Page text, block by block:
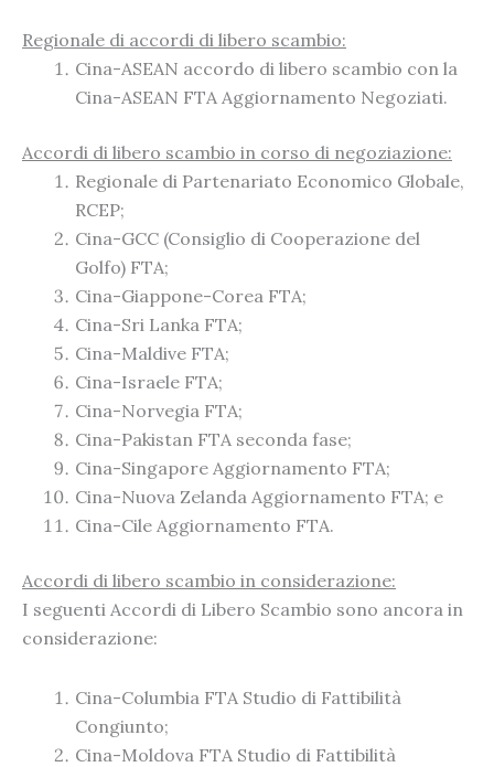
Regionale di accordi di libero scambio:
Cina-ASEAN accordo di libero scambio con la
Cina-ASEAN FTA Aggiornamento Negoziati.
Accordi di libero scambio in corso di negoziazione:
Regionale di Partenariato Economico Globale,
RCEP;
Cina-GCC (Consiglio di Cooperazione del
Golfo) FTA;
Cina-Giappone-Corea FTA;
Cina-Sri Lanka FTA;
Cina-Maldive FTA;
Cina-Israele FTA;
Cina-Norvegia FTA;
Cina-Pakistan FTA seconda fase;
Cina-Singapore Aggiornamento FTA;
Cina-Nuova Zelanda Aggiornamento FTA; e
Cina-Cile Aggiornamento FTA.
Accordi di libero scambio in considerazione:
I seguenti Accordi di Libero Scambio sono ancora in
considerazione:
Cina-Columbia FTA Studio di Fattibilità
Congiunto;
Cina-Moldova FTA Studio di Fattibilità